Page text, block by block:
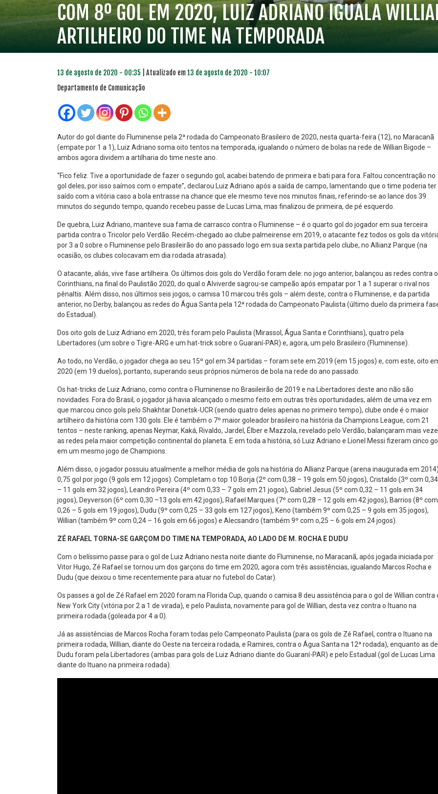
COM 8º GOL EM 2020, LUIZ ADRIANO IGUALA
ARTILHEIRO DO TIME NA TEMPORADA
13 de agosto de 2020 - 00:35 | Atualizado em13 de agosto de 2020 - 10:07
Departamento de Comunicação
Autor do gol diante do Fluminense pela 2ª rodada do Campeonato Brasileiro de 2020, nesta quarta-feira (12), no Maracanã
(empate por 1 a 1), Luiz Adriano soma oito tentos na temporada, igualando o número de bolas na rede de Willian Bigode –
ambos agora dividem a artilharia do time neste ano.
“Fico feliz. Tive a oportunidade de fazer o segundo gol, acabei batendo de primeira e bati para fora. Faltou concentração no
gol deles, por isso saímos com o empate”, declarou Luiz Adriano após a saída de campo, lamentando que o time poderia ter
saído com a vitória caso a bola entrasse na chance que ele mesmo teve nos minutos finais, referindo-se ao lance dos 39
minutos do segundo tempo, quando recebeu passe de Lucas Lima, mas finalizou de primeira, de pé esquerdo.
De quebra, Luiz Adriano, manteve sua fama de carrasco contra o Fluminense – é o quarto gol do jogador em sua terceira
partida contra o Tricolor pelo Verdão. Recém-chegado ao clube palmeirense em 2019, o atacante fez todos os gols da
por 3 a 0 sobre o Fluminense pelo Brasileirão do ano passado logo em sua sexta partida pelo clube, no Allianz Parque (na
ocasião, os clubes colocavam em dia rodada atrasada).
O atacante, aliás, vive fase artilheira. Os últimos dois gols do Verdão foram dele: no jogo anterior, balançou as redes contra o
Corinthians, na final do Paulistão 2020, do qual o Alviverde sagrou-se campeão após empatar por 1 a 1 superar o rival nos
pênaltis. Além disso, nos últimos seis jogos, o camisa 10 marcou três gols – além deste, contra o Fluminense, e da partida
anterior, no Derby, balançou as redes do Água Santa pela 12ª rodada do Campeonato Paulista (último duelo da primeira
do Estadual).
Dos oito gols de Luiz Adriano em 2020, três foram pelo Paulista (Mirassol, Água Santa e Corinthians), quatro pela
Libertadores (um sobre o Tigre-ARG e um hat-trick sobre o Guaraní-PAR) e, agora, um pelo Brasileiro (Fluminense).
Ao todo, no Verdão, o jogador chega ao seu 15º gol em 34 partidas – foram sete em 2019 (em 15 jogos) e, com este, oito
2020 (em 19 duelos), portanto, superando seus próprios números de bola na rede do ano passado.
Os hat-tricks de Luiz Adriano, como contra o Fluminense no Brasileirão de 2019 e na Libertadores deste ano não são
novidades. Fora do Brasil, o jogador já havia alcançado o mesmo feito em outras três oportunidades, além de uma vez em
que marcou cinco gols pelo Shakhtar Donetsk-UCR (sendo quatro deles apenas no primeiro tempo), clube onde é o maior
artilheiro da história com 130 gols. Ele é também o 7º maior goleador brasileiro na história da Champions League, com 21
tentos – neste ranking, apenas Neymar, Kaká, Rivaldo, Jardel, Élber e Mazzola, revelado pelo Verdão, balançaram mais
as redes pela maior competição continental do planeta. E em toda a história, só Luiz Adriano e Lionel Messi fizeram cinco
em um mesmo jogo de Champions.
Além disso, o jogador possuiu atualmente a melhor média de gols na história do Allianz Parque (arena inaugurada em
0,75 gol por jogo (9 gols em 12 jogos). Completam o top 10 Borja (2º com 0,38 – 19 gols em 50 jogos), Cristaldo (3º com 0,34
– 11 gols em 32 jogos), Leandro Pereira (4º com 0,33 – 7 gols em 21 jogos), Gabriel Jesus (5º com 0,32 – 11 gols em 34
jogos), Deyverson (6º com 0,30 –13 gols em 42 jogos), Rafael Marques (7º com 0,28 – 12 gols em 42 jogos), Barrios (8º com
0,26 – 5 gols em 19 jogos), Dudu (9º com 0,25 – 33 gols em 127 jogos), Keno (também 9º com 0,25 – 9 gols em 35 jogos),
Willian (também 9º com 0,24 – 16 gols em 66 jogos) e Alecsandro (também 9º com o,25 – 6 gols em 24 jogos).
ZÉ RAFAEL TORNA-SE GARÇOM DO TIME NA TEMPORADA, AO LADO DE M. ROCHA E DUDU
Com o belíssimo passe para o gol de Luiz Adriano nesta noite diante do Fluminense, no Maracanã, após jogada iniciada por
Vitor Hugo, Zé Rafael se tornou um dos garçons do time em 2020, agora com três assistências, igualando Marcos Rocha e
Dudu (que deixou o time recentemente para atuar no futebol do Catar).
Os passes a gol de Zé Rafael em 2020 foram na Florida Cup, quando o camisa 8 deu assistência para o gol de Willian contra
New York City (vitória por 2 a 1 de virada), e pelo Paulista, novamente para gol de Willian, desta vez contra o Ituano na
primeira rodada (goleada por 4 a 0).
Já as assistências de Marcos Rocha foram todas pelo Campeonato Paulista (para os gols de Zé Rafael, contra o Ituano na
primeira rodada, Willian, diante do Oeste na terceira rodada, e Ramires, contra o Água Santa na 12ª rodada), enquanto as de
Dudu foram pela Libertadores (ambas para gols de Luiz Adriano diante do Guaraní-PAR) e pelo Estadual (gol de Lucas Lima
diante do Ituano na primeira rodada).
PLANO PRATA
R$46,04
PLANO ESPECIAL
R$23,01 R$85,52